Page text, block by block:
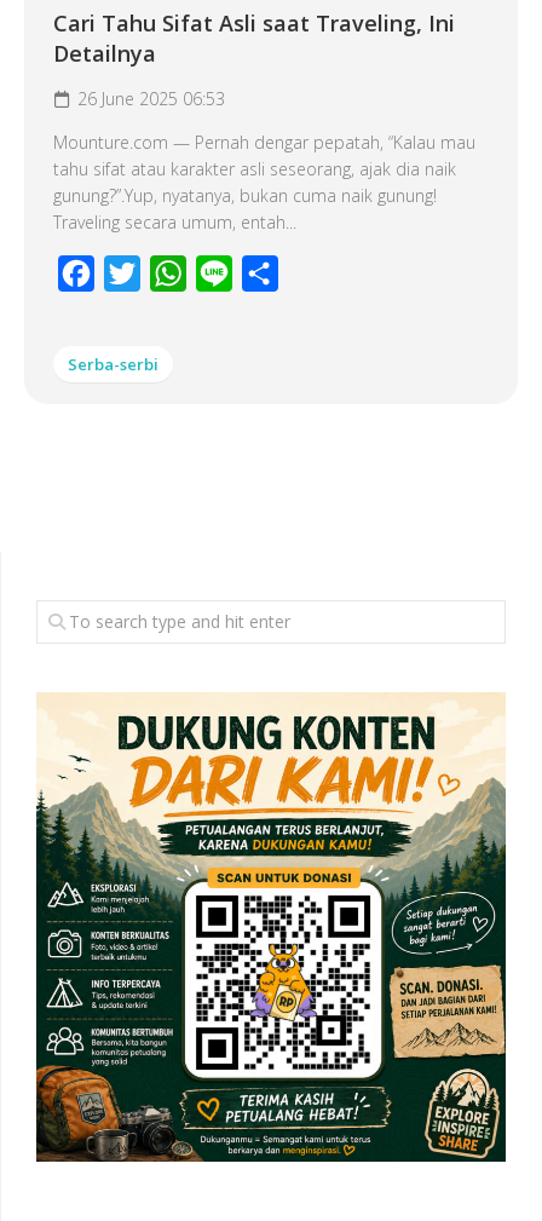
Cari Tahu Sifat Asli saat Traveling, Ini
Detailnya
26 June 2025 06:53
Mounture.com — Pernah dengar pepatah, “Kalau mau
tahu sifat atau karakter asli seseorang, ajak dia naik
gunung?”.Yup, nyatanya, bukan cuma naik gunung!
Traveling secara umum, entah...
Facebook
Twitter WhatsApp
Line
Serba-serbi